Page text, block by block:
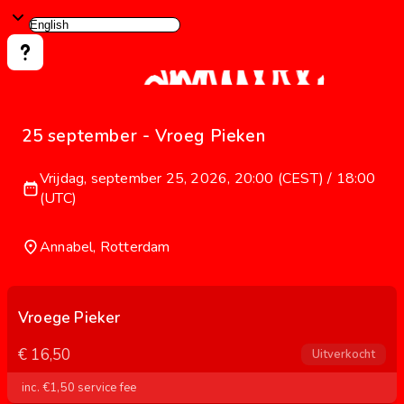
25 september - Vroeg Pieken
Vrijdag, september 25, 2026, 20:00 (CEST) / 18:00
(UTC)
Annabel, Rotterdam
Vroege Pieker
€ 16,50
Uitverkocht
inc. €1,50 service fee